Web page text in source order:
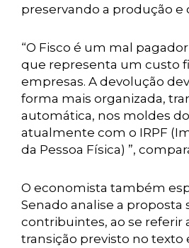
preservando a produção e
“O Fisco é um mal
que representa um custo
empresas. A devolução
forma mais organizada,
automática, nos moldes
atualmente com o IRPF
da Pessoa Física) ”,
O economista também
Senado analise a proposta
contribuintes, ao se referir
transição previsto no texto